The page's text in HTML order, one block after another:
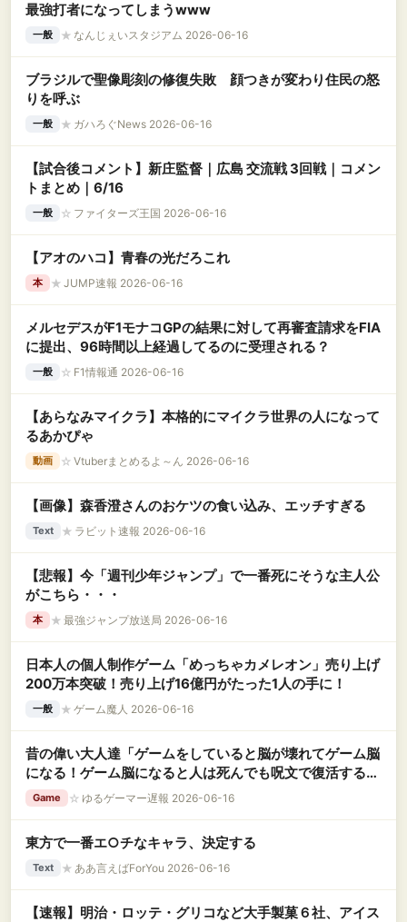
最強打者になってしまうwww
一般 ★ なんじぇいスタジアム 2026-06-16
ブラジルで聖像彫刻の修復失敗 顔つきが変わり住民の怒
りを呼ぶ
一般 ★ ガハろぐNews 2026-06-16
【試合後コメント】新庄監督｜広島 交流戦 3回戦｜コメン
トまとめ｜6/16
一般 ☆ ファイターズ王国 2026-06-16
【アオのハコ】青春の光だろこれ
本 ★ JUMP速報 2026-06-16
メルセデスがF1モナコGPの結果に対して再審査請求をFIA
に提出、96時間以上経過してるのに受理される？
一般 ☆ F1情報通 2026-06-16
【あらなみマイクラ】本格的にマイクラ世界の人になって
るあかぴゃ
動画 ☆ Vtuberまとめるよ～ん 2026-06-16
【画像】森香澄さんのおケツの食い込み、エッチすぎる
Text ★ ラビット速報 2026-06-16
【悲報】今「週刊少年ジャンプ」で一番死にそうな主人公
がこちら・・・
本 ★ 最強ジャンプ放送局 2026-06-16
日本人の個人制作ゲーム「めっちゃカメレオン」売り上げ
200万本突破！売り上げ16億円がたった1人の手に！
一般 ★ ゲーム魔人 2026-06-16
昔の偉い大人達「ゲームをしていると脳が壊れてゲーム脳
になる！ゲーム脳になると人は死んでも呪文で復活すると
か思いだす！」←この理論
Game ☆ ゆるゲーマー遅報 2026-06-16
東方で一番エ○チなキャラ、決定する
Text ★ ああ言えばForYou 2026-06-16
【速報】明治・ロッテ・グリコなど大手製菓６社、アイス